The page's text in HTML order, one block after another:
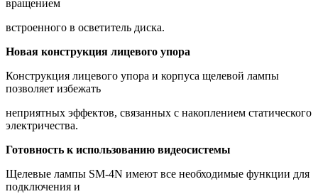
вращением
встроенного в осветитель диска.
Новая конструкция лицевого упора
Конструкция лицевого упора и корпуса щелевой лампы
позволяет избежать
неприятных эффектов, связанных с накоплением статического
электричества.
Готовность к использованию видеосистемы
Щелевые лампы SМ-4N имеют все необходимые функции для
подключения и